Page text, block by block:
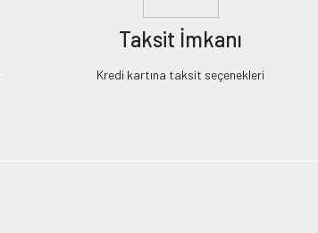
Taksit İmkanı
Kredi kartına taksit seçenekleri